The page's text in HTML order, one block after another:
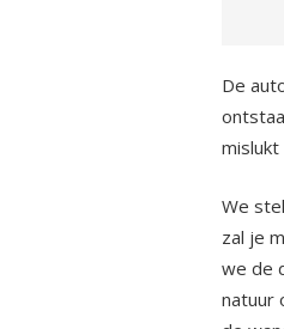
De
We
zal je
we de
natuur